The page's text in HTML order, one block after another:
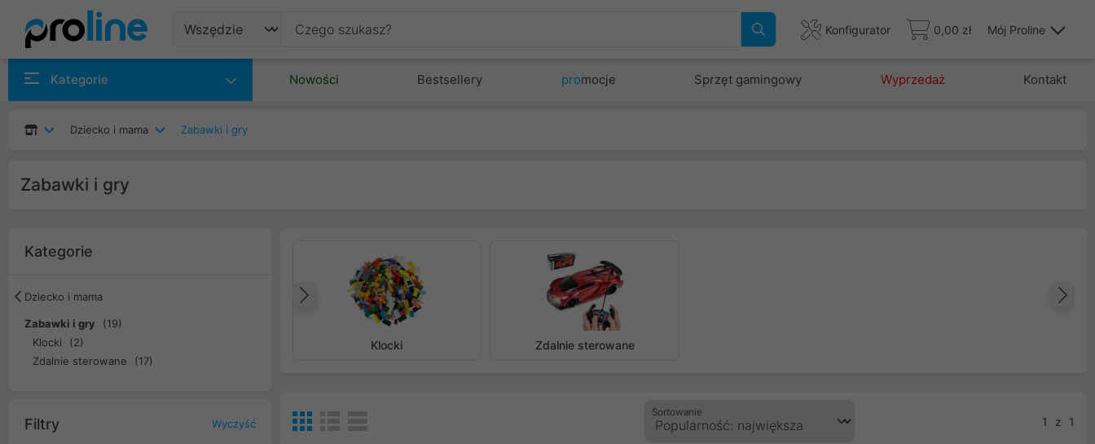
Konfigurator 0,00 zł Mój Proline
Kategorie Nowości Bestsellery promocje Sprzęt gamingowy Wyprzedaż Kontakt
Dziecko i mama Zabawki i gry
Zabawki i gry
Kategorie
Dziecko i mama
Zabawki i gry
(19)
Klocki
(2)
Zdalnie sterowane
(17)
Filtry Wyczyść
Klocki Zdalnie sterowane
Poprzedni
Sortowanie
1 z 1